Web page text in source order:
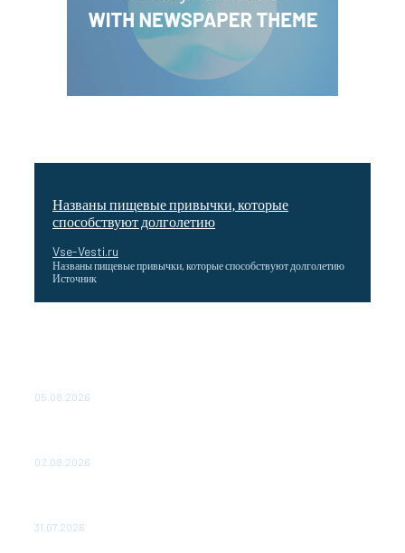
Названы пищевые привычки, которые
способствуют долголетию
Vse-Vesti.ru
Названы пищевые привычки, которые способствуют долголетию
Источник
05.08.2026
02.08.2026
31.07.2026